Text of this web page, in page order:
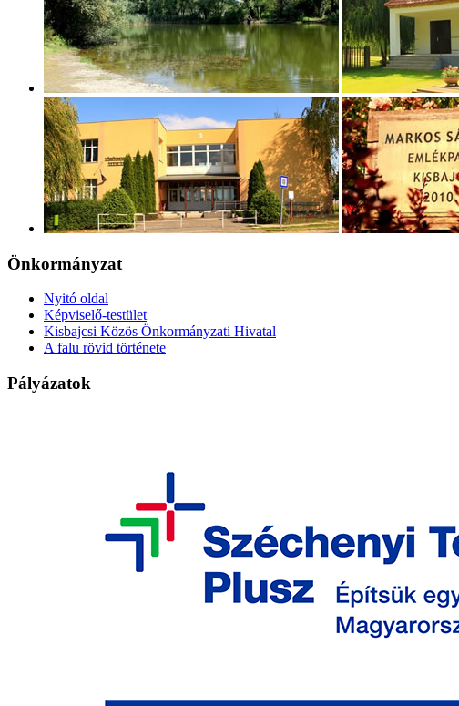
Önkormányzat
Nyitó oldal
Képviselő-testület
Kisbajcsi Közös Önkormányzati Hivatal
A falu rövid története
Pályázatok